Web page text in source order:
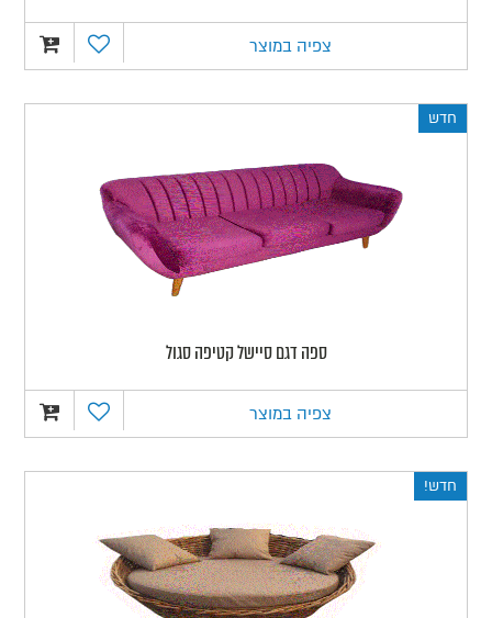
צפיה במוצר
ספה דגם סיישל קטיפה סגול
צפיה במוצר
חדש
חדש!